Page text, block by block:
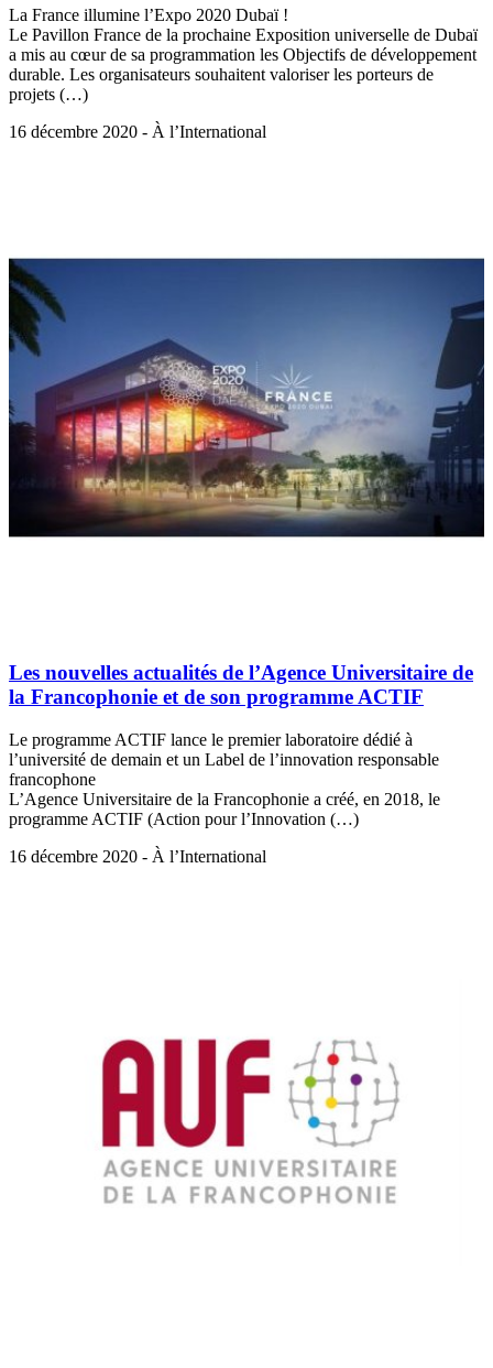
La France illumine l’Expo 2020 Dubaï !
Le Pavillon France de la prochaine Exposition universelle de Dubaï
a mis au cœur de sa programmation les Objectifs de développement
durable. Les organisateurs souhaitent valoriser les porteurs de
projets (…)
16 décembre 2020 - À l’International
Les nouvelles actualités de l’Agence Universitaire de
la Francophonie et de son programme ACTIF
Le programme ACTIF lance le premier laboratoire dédié à
l’université de demain et un Label de l’innovation responsable
francophone
L’Agence Universitaire de la Francophonie a créé, en 2018, le
programme ACTIF (Action pour l’Innovation (…)
16 décembre 2020 - À l’International